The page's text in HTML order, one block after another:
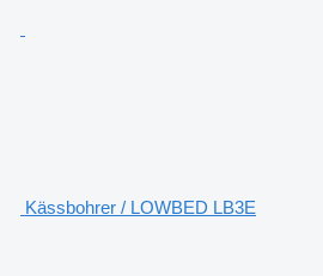
Kässbohrer / LOWBED LB3E